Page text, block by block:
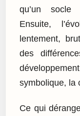
qu’un socle
Ensuite,
lentement,
des
symbolique, la
Ce qui